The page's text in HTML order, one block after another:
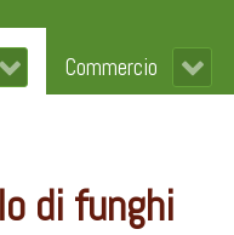
Commercio
di funghi